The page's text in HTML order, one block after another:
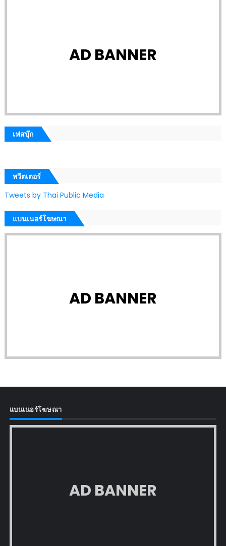
AD BANNER
เฟสบุ๊ก
ทวีตเตอร์
Tweets by Thai Public Media
แบนเนอร์โฆษณา
AD BANNER
แบนเนอร์โฆษณา
AD BANNER